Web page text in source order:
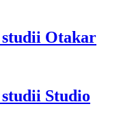
Otakar
Studio